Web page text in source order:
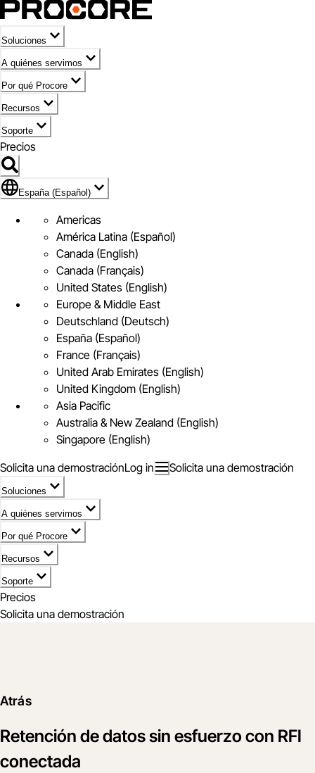
Soluciones
A quiénes servimos
Por qué Procore
Recursos
Soporte
Precios
Icono de marca de España (Español)
España (Español)
Americas
América Latina (Español)
Canada (English)
Canada (Français)
United States (English)
Europe & Middle East
Deutschland (Deutsch)
España (Español)
France (Français)
United Arab Emirates (English)
United Kingdom (English)
Asia Pacific
Australia & New Zealand (English)
Singapore (English)
Solicita una demostraciónLog in Solicita una demostración
Soluciones
A quiénes servimos
Por qué Procore
Recursos
Soporte
Precios
Solicita una demostración
Atrás
Retención de datos sin esfuerzo con RFI
conectada